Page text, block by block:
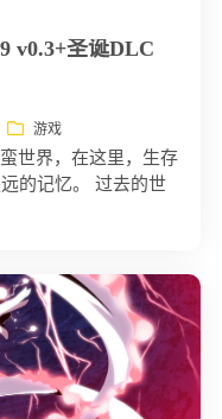
v0.3+圣诞DLC
游戏
世界，在这里，生存
的记忆。 过去的世